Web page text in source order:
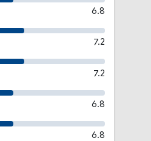
6.8
7.2
7.2
6.8
6.8